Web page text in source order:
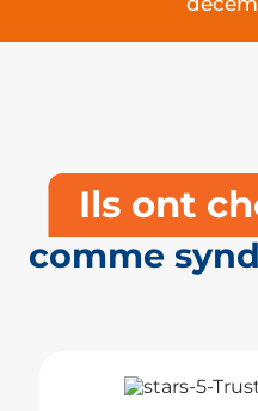
Ils ont
comme